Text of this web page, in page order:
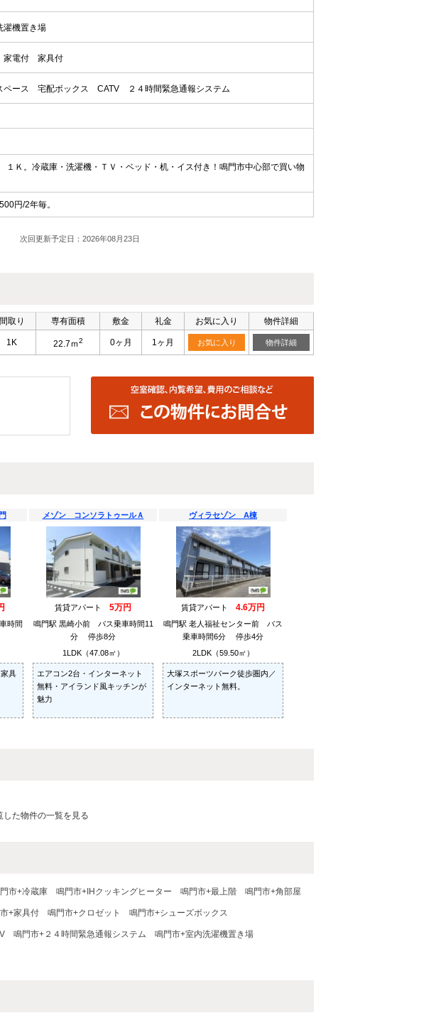
濯機置き場
家電付 家具付
ペース 宅配ボックス CATV ２４時間緊急通報システム
。冷蔵庫・洗濯機・ＴＶ・ベッド・机・イス付き！鳴門市中心部で買い物
円/2年毎。
次回更新予定日：2026年08月23日
間取り 専有面積 敷金 礼金 お気に入り 物件詳細
1K 22.7ｍ2 0ヶ月 1ヶ月 お気に入り 物件詳細
時間
具
メゾン コンソラトゥールＡ
賃貸アパート 5万円
鳴門駅 黒崎小前 バス乗車時間11
分 停歩8分
1LDK（47.08㎡）
エアコン2台・インターネット
無料・アイランド風キッチンが
魅力
ヴィラセゾン A棟
賃貸アパート 4.6万円
鳴門駅 老人福祉センター前 バス
乗車時間6分 停歩4分
2LDK（59.50㎡）
大塚スポーツパーク徒歩圏内／
インターネット無料。
した物件の一覧を見る
市+冷蔵庫 鳴門市+IHクッキングヒーター 鳴門市+最上階 鳴門市+角部屋
+家具付 鳴門市+クロゼット 鳴門市+シューズボックス
鳴門市+２４時間緊急通報システム 鳴門市+室内洗濯機置き場